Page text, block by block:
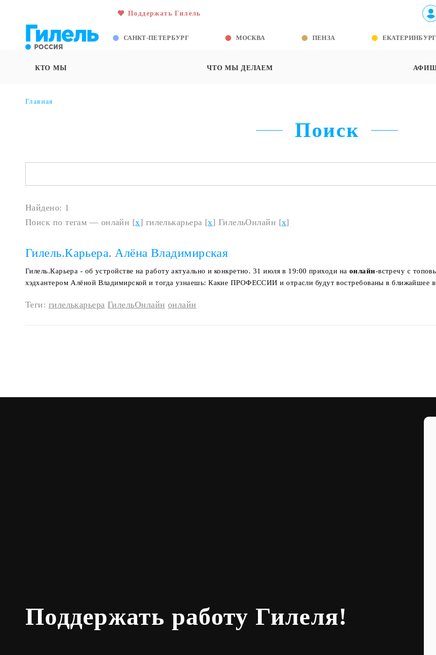
Поддержать Гилель
САНКТ-ПЕТЕРБУРГ МОСКВА ПЕНЗА ЕКАТЕРИНБУРГ
КТО МЫ ЧТО МЫ ДЕЛАЕМ
Главная
Поиск
Найдено: 1
Поиск по тегам — онлайн [x] гилелькарьера [x] ГилельОнлайн [x]
Гилель.Карьера. Алёна Владимирская
Гилель.Карьера - об устройстве на работу актуально и конкретно. 31 июля в 19:00 приходи на онлайн-встречу с
хэдхантером Алёной Владимирской и тогда узнаешь: Какие ПРОФЕССИИ и отрасли будут востребованы в ближайшее
Теги: гилелькарьера ГилельОнлайн онлайн
Поддержать работу Гилеля!